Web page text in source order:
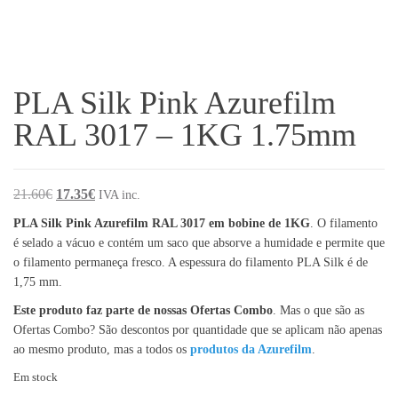
PLA Silk Pink Azurefilm
RAL 3017 – 1KG 1.75mm
21.60€ O preço original era: 21.60€.
17.35€O preço atual é: 17.35€.
IVA inc.
PLA Silk Pink Azurefilm RAL 3017 em bobine de 1KG . O filamento
é selado a vácuo e contém um saco que absorve a humidade e permite que
o filamento permaneça fresco. A espessura do filamento PLA Silk é de
1,75 mm.
Este produto faz parte de nossas Ofertas Combo . Mas o que são as
Ofertas Combo? São descontos por quantidade que se aplicam não apenas
ao mesmo produto, mas a todos os produtos da Azurefilm
Em stock